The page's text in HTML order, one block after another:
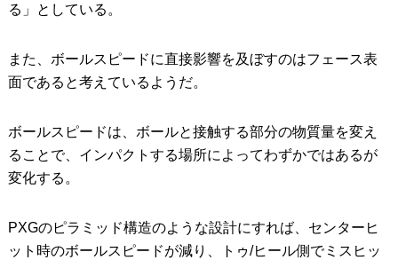
る」としている。
また、ボールスピードに直接影響を及ぼすのはフェース表
面であると考えているようだ。
ボールスピードは、ボールと接触する部分の物質量を変え
ることで、インパクトする場所によってわずかではあるが
変化する。
PXGのピラミッド構造のような設計にすれば、センターヒ
ット時のボールスピードが減り、トゥ/ヒール側でミスヒッ